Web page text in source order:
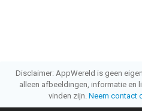
Disclaimer: AppWereld is geen
alleen afbeeldingen, informatie en
vinden zijn. Neem contact